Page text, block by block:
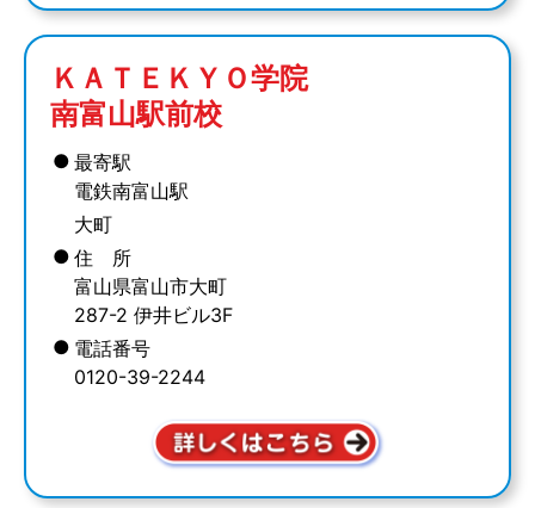
ＫＡＴＥＫＹＯ学院
南富山駅前校
● 最寄駅
電鉄南富山駅
大町
● 住 所
富山県富山市大町
287-2 伊井ビル3F
● 電話番号
0120-39-2244